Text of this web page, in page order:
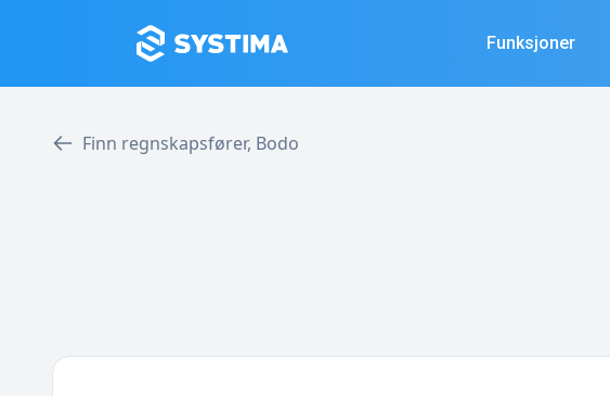
Funksjoner
Finn regnskapsfører, Bodo